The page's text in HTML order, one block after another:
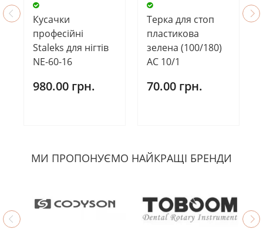
Кусачки
професійні
Staleks для нігтів
NE-60-16
980.00 грн.
Терка для стоп
пластикова
зелена (100/180)
АС 10/1
70.00 грн.
МИ ПРОПОНУЄМО НАЙКРАЩІ БРЕНДИ